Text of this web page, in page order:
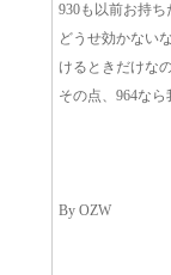
930も以前お持
どうせ効かない
けるときだけな
その点、964な
By OZW